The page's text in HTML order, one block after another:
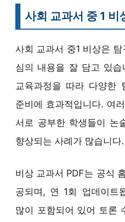
사회 교과서 중 1 비
사회 교과서 중1 비상은
심의 내용을 잘 담고 있
교육과정을 따라 다양한
준비에 효과적입니다. 여
서로 공부한 학생들이 논
향상되는 사례가 많습니다.
비상 교과서 PDF는 공식
공되며, 연 1회 업데이트
많이 포함되어 있어 토론